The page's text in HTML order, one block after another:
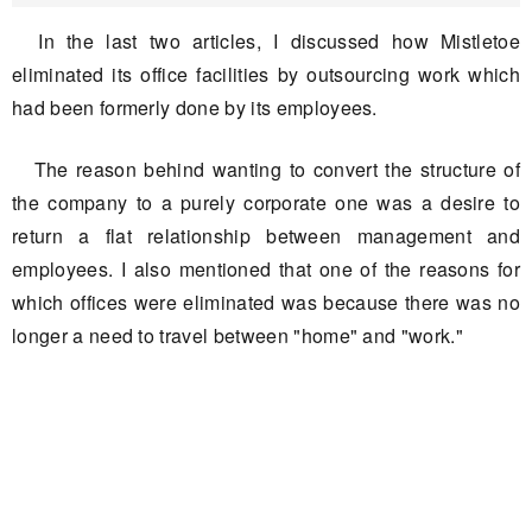
In the last two articles, I discussed how Mistletoe
eliminated its office facilities by outsourcing work which
had been formerly done by its employees.
The reason behind wanting to convert the structure of
the company to a purely corporate one was a desire to
return a flat relationship between management and
employees. I also mentioned that one of the reasons for
which offices were eliminated was because there was no
longer a need to travel between "home" and "work."